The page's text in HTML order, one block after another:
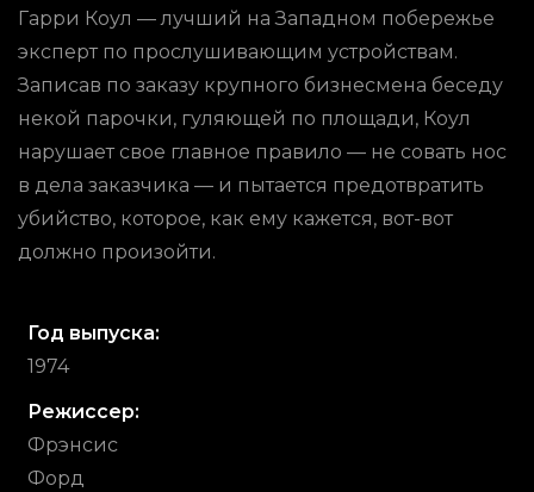
Гарри Коул — лучший на Западном побережье
эксперт по прослушивающим устройствам.
Записав по заказу крупного бизнесмена беседу
некой парочки, гуляющей по площади, Коул
нарушает свое главное правило — не совать нос
в дела заказчика — и пытается предотвратить
убийство, которое, как ему кажется, вот-вот
должно произойти.
Год выпуска:
1974
Режиссер:
Фрэнсис
Форд